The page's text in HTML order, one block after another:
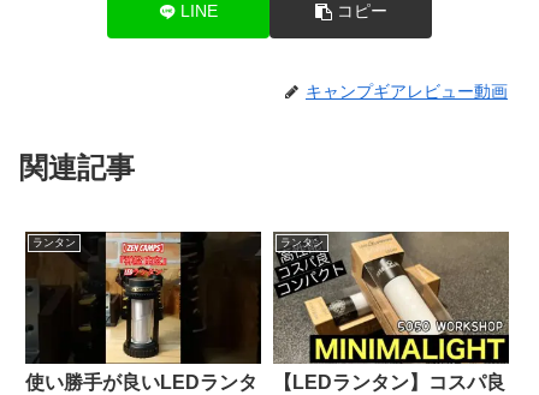
LINE コピー
キャンプギアレビュー動画
関連記事
ランタン
使い勝手が良いLEDランタ
ランタン
【LEDランタン】コスパ良